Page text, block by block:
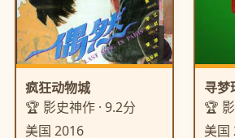
疯狂动物城
🏆 影史神作 · 9.2分
美国 2016
寻梦
🏆
美国